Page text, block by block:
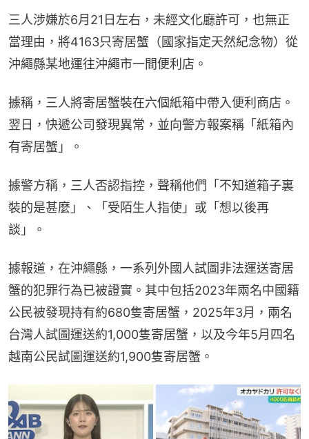
三人涉嫌於6月21日左右，未經文化廳許可，也無正
當理由，將4163只寄居蟹（國家指定天然紀念物）從
沖繩縣某地運往沖繩市一間便利店。
據稱，三人將寄居蟹裝在六個紙箱中帶入便利商店。
翌日，快遞公司發現異常，並向警方報案稱「紙箱內
有寄居蟹」。
據警方稱，三人否認指控，聲稱他們「不知道箱子裏
裝的是甚麼」、「受陌生人指使」或「想以後再
談」。
據報道，在沖繩縣，一系列外國人試圖非法運送寄居
蟹的犯罪行為已被證實。其中包括2023年兩名中國籍
公民被發現持有約680隻寄居蟹，2025年3月，兩名
台灣人試圖運送約1,000隻寄居蟹，以及今年5月四名
越南公民試圖運送約1,900隻寄居蟹。